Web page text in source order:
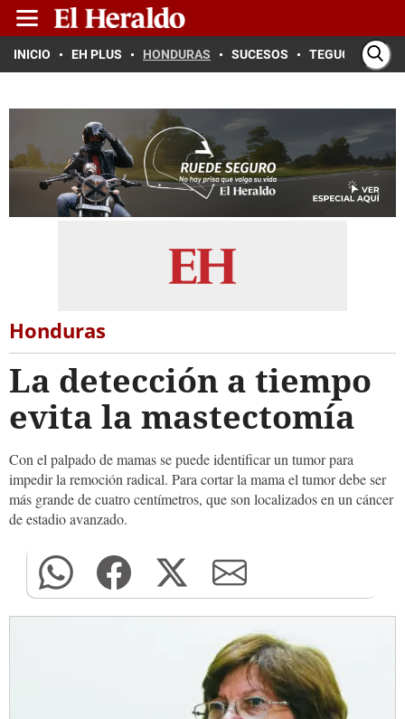
INICIO EH PLUS HONDURAS SUCESOS TEGUCIGALPA
Honduras
La detección a tiempo
evita la mastectomía
Con el palpado de mamas se puede identificar un tumor para
impedir la remoción radical. Para cortar la mama el tumor debe ser
más grande de cuatro centímetros, que son localizados en un cáncer
de estadio avanzado.